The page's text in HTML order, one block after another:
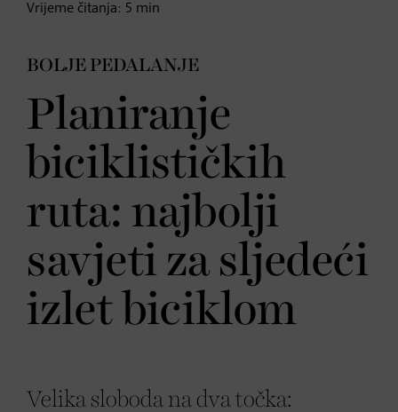
Vrijeme čitanja: 5 min
BOLJE PEDALANJE
Planiranje
biciklističkih
ruta: najbolji
savjeti za sljedeći
izlet biciklom
Velika sloboda na dva točka: